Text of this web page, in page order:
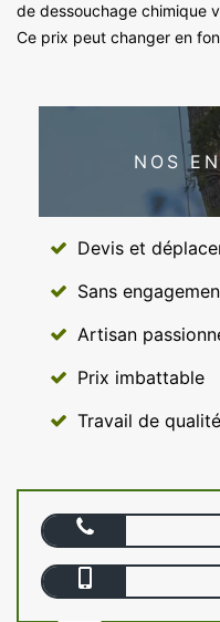
de dessouchage chimique
Ce prix peut changer en
NOS
Devis et
Sans
Artisan
Prix imbattable
Travail de qualité